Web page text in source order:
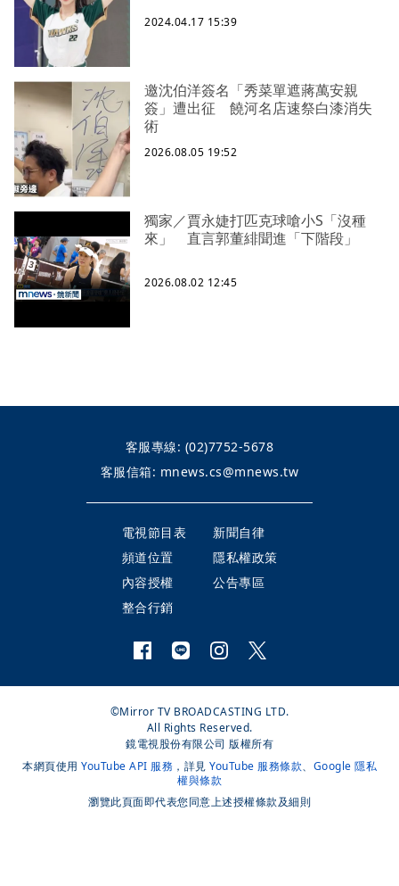
2024.04.17 15:39
邀沈伯洋簽名「秀菜單遮蔣萬安親
簽」遭出征 饒河名店速祭白漆消失
術
2026.08.05 19:52
獨家／賈永婕打匹克球嗆小S「沒種
來」 直言郭董緋聞進「下階段」
2026.08.02 12:45
客服專線: (02)7752-5678
客服信箱: mnews.cs@mnews.tw
電視節目表
新聞自律
頻道位置
隱私權政策
內容授權
公告專區
整合行銷
©Mirror TV BROADCASTING LTD.
All Rights Reserved.
鏡電視股份有限公司 版權所有
本網頁使用 YouTube API 服務 ，詳見 YouTube 服務條款、 Google 隱私
權與條款
瀏覽此頁面即代表您同意上述授權條款及細則